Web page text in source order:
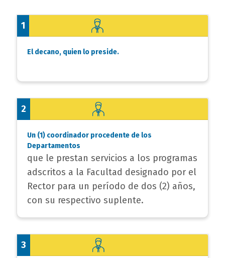
1
El decano, quien lo preside.
2
Un (1) coordinador procedente de los
Departamentos
que le prestan servicios a los programas
adscritos a la Facultad designado por el
Rector para un período de dos (2) años,
con su respectivo suplente.
3